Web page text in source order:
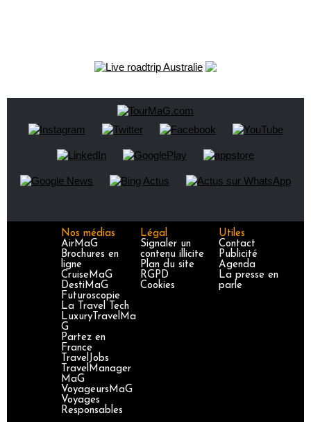
Nos médias
AirMaG
Brochures en
ligne
CruiseMaG
DestiMaG
Futuroscopie
La Travel Tech
LuxuryTravelMa
G
Partez en
France
TravelJobs
TravelManager
MaG
VoyageursMaG
Voyages
Responsables
Légal
Signaler un
contenu illicite
Plan du site
RGPD
Cookies
Utiles
Contact
Publicité
Agenda
La presse en
parle